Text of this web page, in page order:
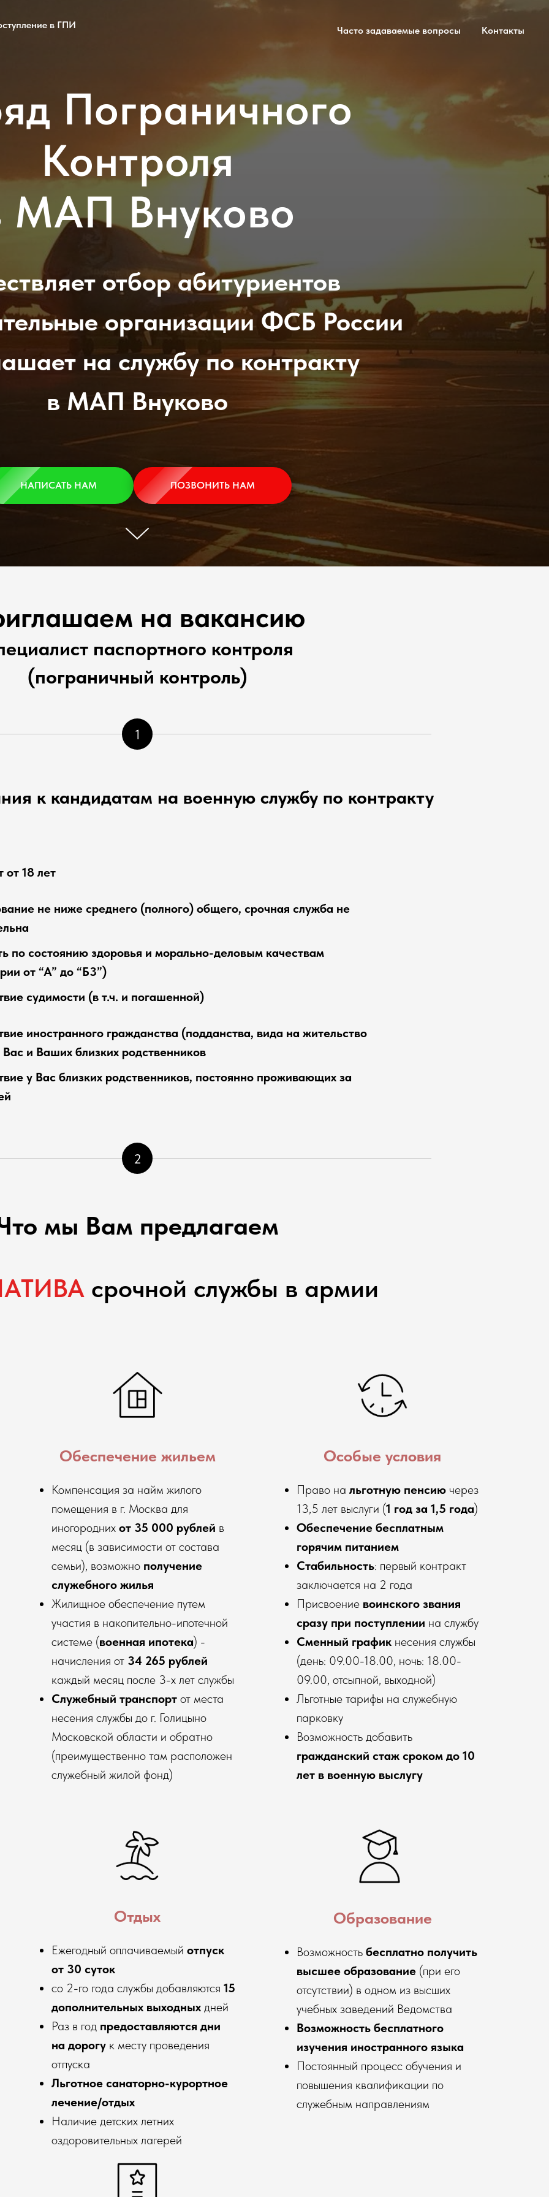
в ГПИ
Часто задаваемые вопросы Контакты
Пограничного
Контроля
МАП Внуково
отбор абитуриентов
организации ФСБ России
на службу по контракту
в МАП Внуково
НАПИСАТЬ НАМ ПОЗВОНИТЬ НАМ
на вакансию
паспортного контроля
(пограничный контроль)
1
к кандидатам на военную службу по контракту
от 18 лет
не ниже среднего (полного) общего, срочная служба не
по состоянию здоровья и морально-деловым качествам
от “А” до “Б3”)
судимости (в т.ч. и погашенной)
иностранного гражданства (подданства, вида на жительство
Вас и Ваших близких родственников
у Вас близких родственников, постоянно проживающих за
2
мы Вам предлагаем
срочной службы в армии
Обеспечение жильем
Компенсация за найм жилого
помещения в г. Москва для
иногородних от 35 000 рублей в
месяц (в зависимости от состава
семьи), возможно получение
служебного жилья
Жилищное обеспечение путем
участия в накопительно-ипотечной
системе (военная ипотека) -
начисления от 34 265 рублей
каждый месяц после 3-х лет службы
Служебный транспорт от места
несения службы до г. Голицыно
Московской области и обратно
(преимущественно там расположен
служебный жилой фонд)
Особые условия
Право на льготную пенсию через
13,5 лет выслуги (1 год за 1,5 года)
Обеспечение бесплатным
горячим питанием
Стабильность: первый контракт
заключается на 2 года
Присвоение воинского звания
сразу при поступлении на службу
Сменный график несения службы
(день: 09.00-18.00, ночь: 18.00-
09.00, отсыпной, выходной)
Льготные тарифы на служебную
парковку
Возможность добавить
гражданский стаж сроком до 10
лет в военную выслугу
Отдых
Ежегодный оплачиваемый отпуск
от 30 суток
со 2-го года службы добавляются 15
дополнительных выходных дней
Раз в год предоставляются дни
на дорогу к месту проведения
отпуска
Льготное санаторно-курортное
лечение/отдых
Наличие детских летних
оздоровительных лагерей
Образование
Возможность бесплатно получить
высшее образование (при его
отсутствии) в одном из высших
учебных заведений Ведомства
Возможность бесплатного
изучения иностранного языка
Постоянный процесс обучения и
повышения квалификации по
служебным направлениям